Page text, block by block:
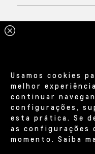
Usamos cookies
melhor
continuar
configurações,
esta prática. Se
as configurações
momento. Saiba